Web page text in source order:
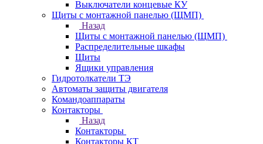
Выключатели концевые КУ
Щиты с монтажной панелью (ЩМП)
Назад
Щиты с монтажной панелью (ЩМП)
Распределительные шкафы
Щиты
Ящики управления
Гидротолкатели ТЭ
Автоматы защиты двигателя
Командоаппараты
Контакторы
Назад
Контакторы
Контакторы КТ